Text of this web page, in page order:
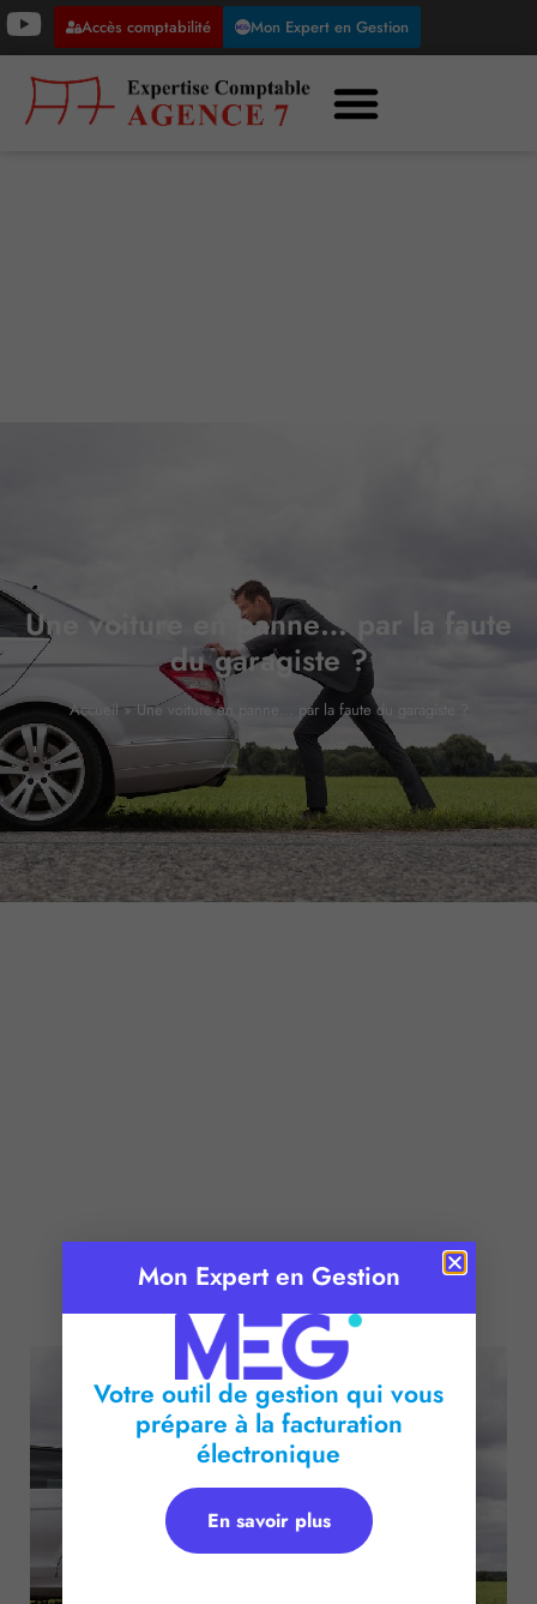
Accès comptabilité Mon Expert en Gestion
Une voiture en panne… par la faute
du garagiste ?
Accueil»Une voiture en panne… par la faute du garagiste ?
Publié le : 31 octobre 2016
Temps de lecture : 2 minutes
Mon Expert en Gestion
Votre outil de gestion qui vous
prépare à la facturation
électronique
En savoir plus